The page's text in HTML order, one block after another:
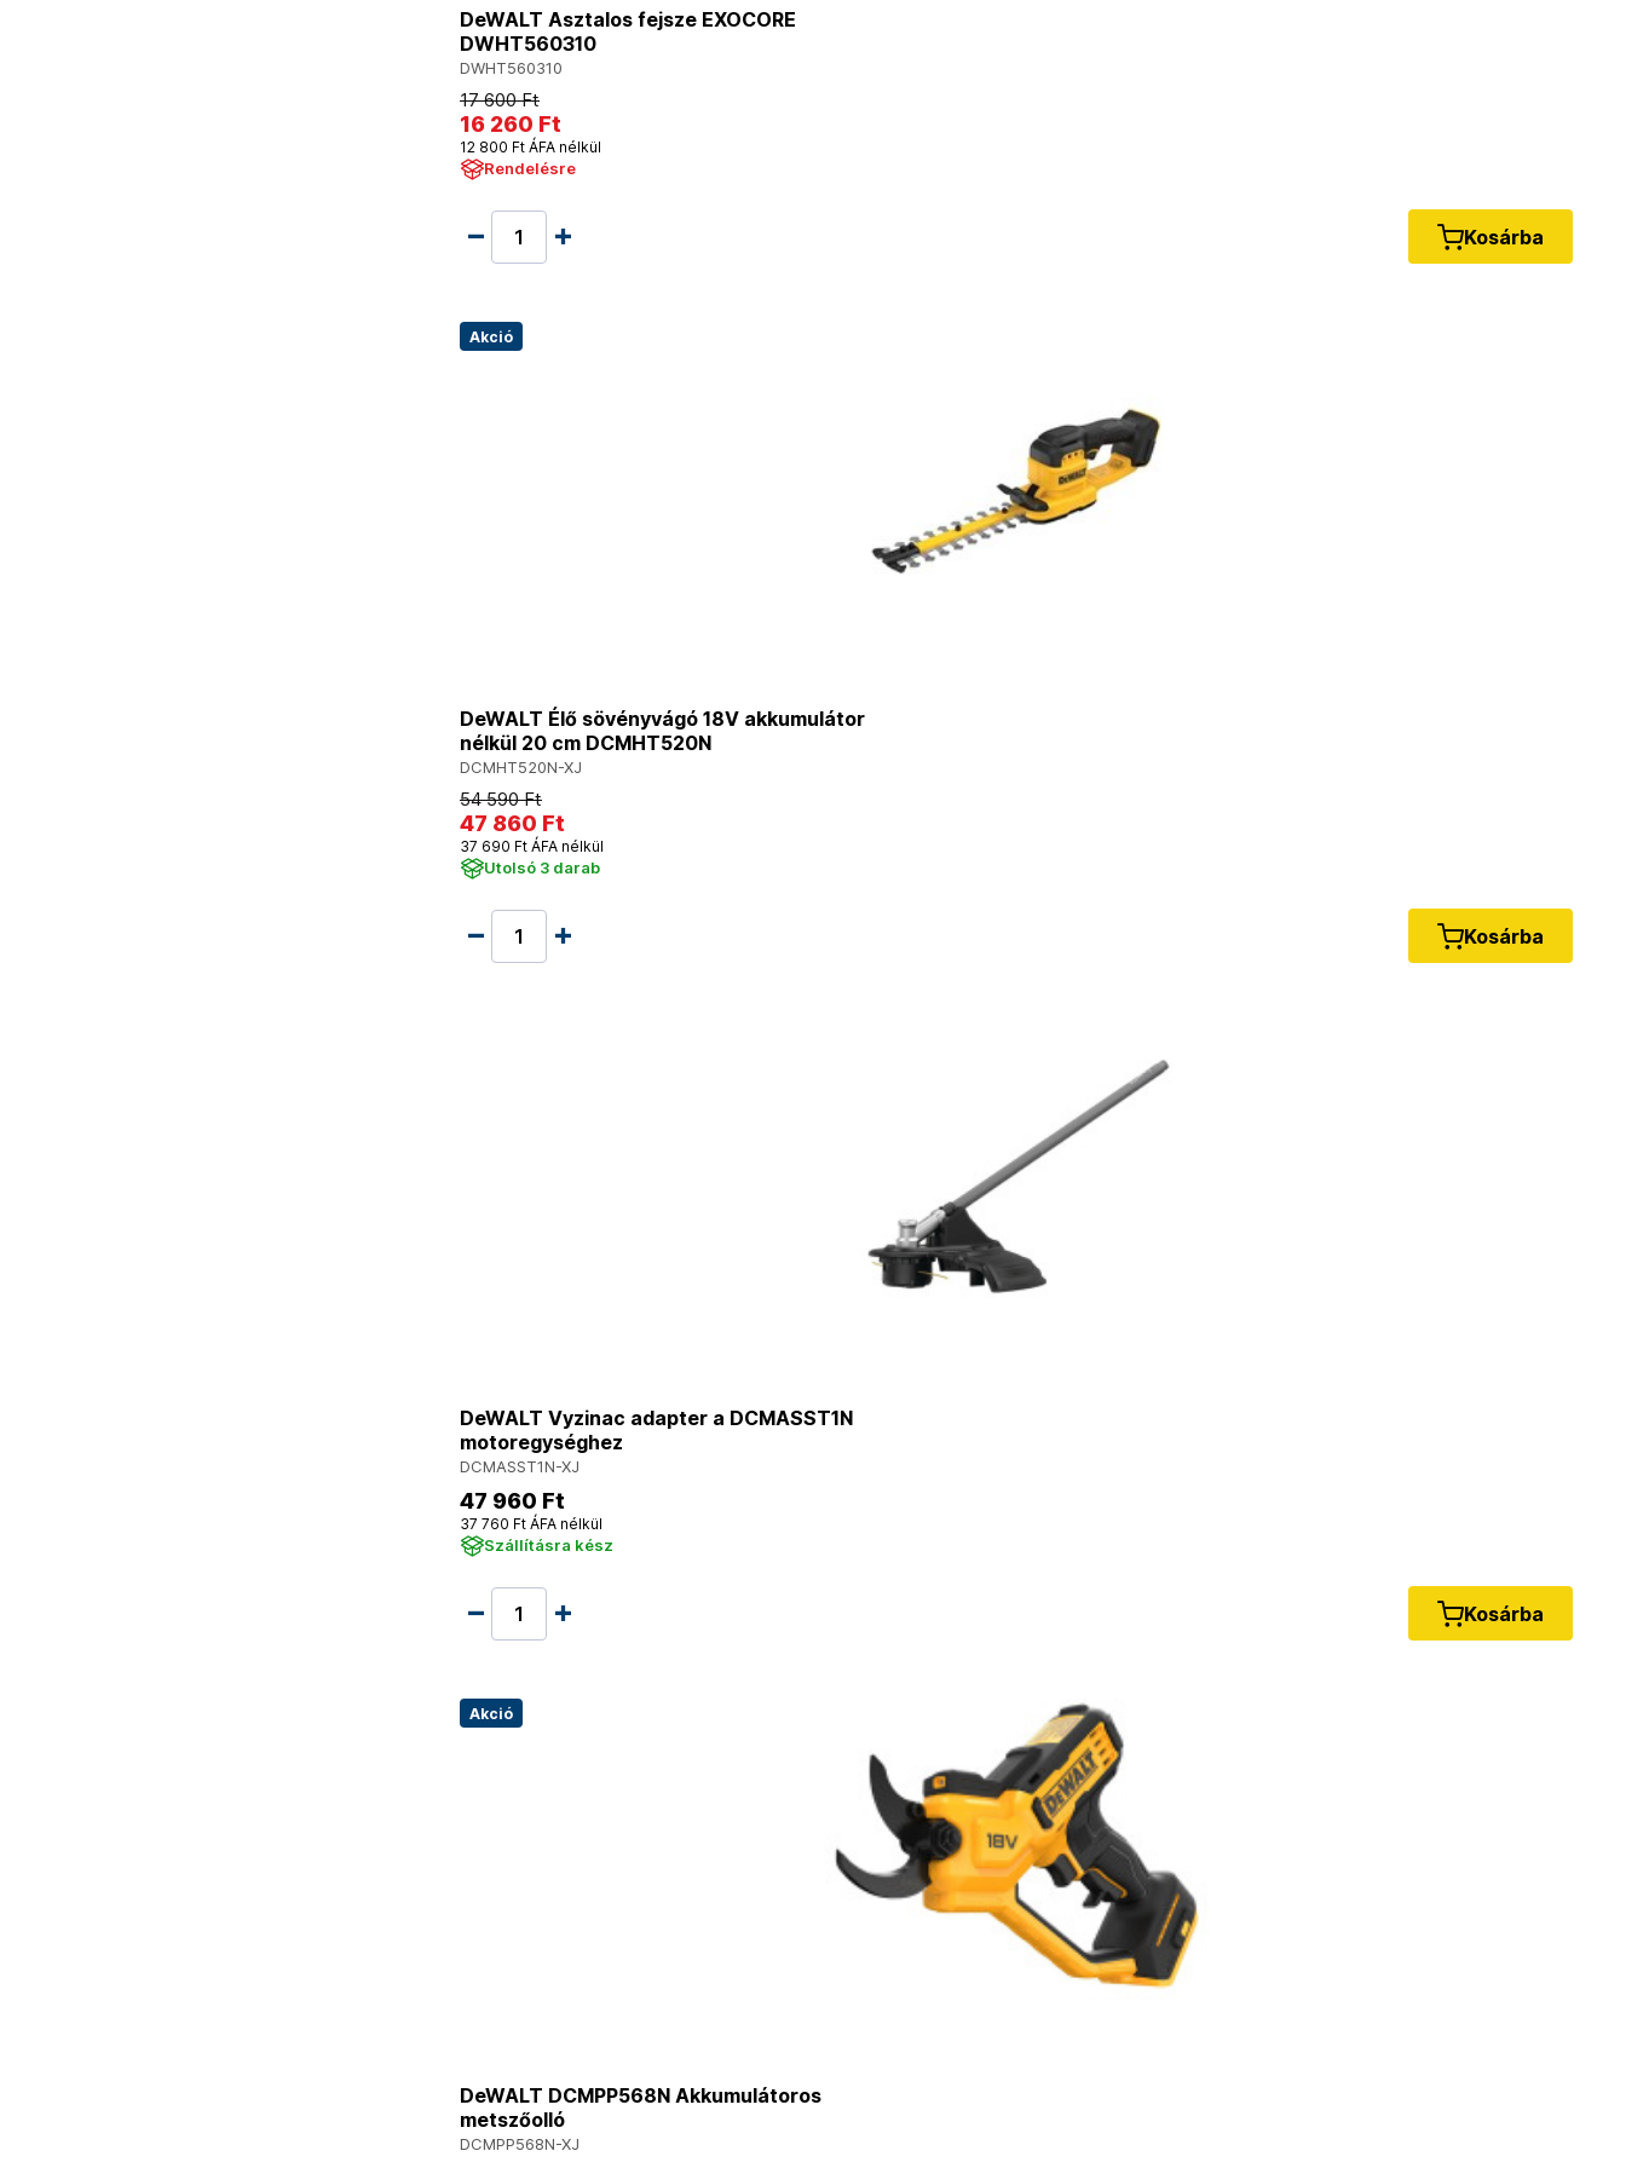
DeWALT Asztalos fejsze EXOCORE
DWHT560310
DWHT560310
17 600 Ft
16 260 Ft
12 800 Ft ÁFA nélkül
Rendelésre
Kosárba
Akció
DeWALT Élő sövényvágó 18V akkumulátor
nélkül 20 cm DCMHT520N
DCMHT520N-XJ
54 590 Ft
47 860 Ft
37 690 Ft ÁFA nélkül
Utolsó 3 darab
Kosárba
DeWALT Vyzinac adapter a DCMASST1N
motoregységhez
DCMASST1N-XJ
47 960 Ft
37 760 Ft ÁFA nélkül
Szállításra kész
Kosárba
Akció
DeWALT DCMPP568N Akkumulátoros
metszőolló
DCMPP568N-XJ